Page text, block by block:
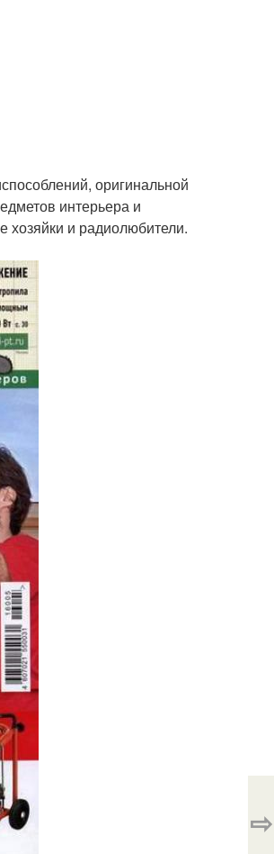
оригинальной
интерьера и
и радиолюбители.
⇨